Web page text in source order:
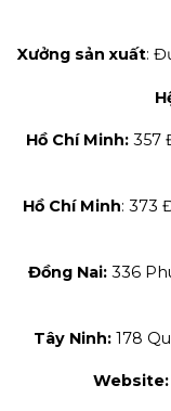
Xưởng sản xuất:
Hồ Chí Minh:357
Hồ Chí Minh: 373
Đồng Nai: 336
Tây Ninh:178
Website: